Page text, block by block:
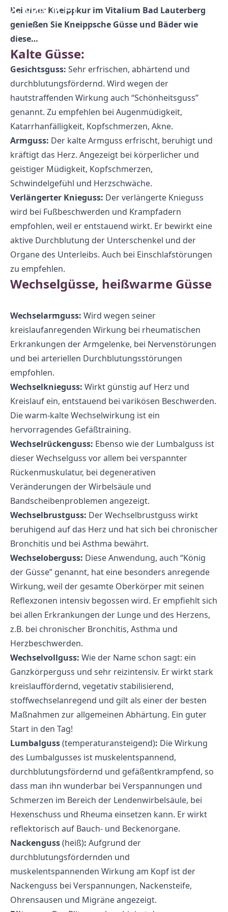
& WICKEL
Bei einer Kneippkur im Vitalium Bad Lauterberg
genießen Sie Kneippsche Güsse und Bäder wie
diese…
Kalte Güsse:
Gesichtsguss: Sehr erfrischen, abhärtend und
durchblutungsfördernd. Wird wegen der
hautstraffenden Wirkung auch “Schönheitsguss”
genannt. Zu empfehlen bei Augenmüdigkeit,
Katarrhanfälligkeit, Kopfschmerzen, Akne.
Armguss: Der kalte Armguss erfrischt, beruhigt und
kräftigt das Herz. Angezeigt bei körperlicher und
geistiger Müdigkeit, Kopfschmerzen,
Schwindelgefühl und Herzschwäche.
Verlängerter Knieguss: Der verlängerte Knieguss
wird bei Fußbeschwerden und Krampfadern
empfohlen, weil er entstauend wirkt. Er bewirkt eine
aktive Durchblutung der Unterschenkel und der
Organe des Unterleibs. Auch bei Einschlafstörungen
zu empfehlen.
Wechselgüsse, heißwarme Güsse
Wechselarmguss: Wird wegen seiner
kreislaufanregenden Wirkung bei rheumatischen
Erkrankungen der Armgelenke, bei Nervenstörungen
und bei arteriellen Durchblutungsstörungen
empfohlen.
Wechselknieguss: Wirkt günstig auf Herz und
Kreislauf ein, entstauend bei varikösen Beschwerden.
Die warm-kalte Wechselwirkung ist ein
hervorragendes Gefäßtraining.
Wechselrückenguss: Ebenso wie der Lumbalguss ist
dieser Wechselguss vor allem bei verspannter
Rückenmuskulatur, bei degenerativen
Veränderungen der Wirbelsäule und
Bandscheibenproblemen angezeigt.
Wechselbrustguss: Der Wechselbrustguss wirkt
beruhigend auf das Herz und hat sich bei chronischer
Bronchitis und bei Asthma bewährt.
Wechseloberguss: Diese Anwendung, auch “König
der Güsse” genannt, hat eine besonders anregende
Wirkung, weil der gesamte Oberkörper mit seinen
Reflexzonen intensiv begossen wird. Er empfiehlt sich
bei allen Erkrankungen der Lunge und des Herzens,
z.B. bei chronischer Bronchitis, Asthma und
Herzbeschwerden.
Wechselvollguss: Wie der Name schon sagt: ein
Ganzkörperguss und sehr reizintensiv. Er wirkt stark
kreislauffördernd, vegetativ stabilisierend,
stoffwechselanregend und gilt als einer der besten
Maßnahmen zur allgemeinen Abhärtung. Ein guter
Start in den Tag!
Lumbalguss(temperaturansteigend): Die Wirkung
des Lumbalgusses ist muskelentspannend,
durchblutungsfördernd und gefäßentkrampfend, so
dass man ihn wunderbar bei Verspannungen und
Schmerzen im Bereich der Lendenwirbelsäule, bei
Hexenschuss und Rheuma einsetzen kann. Er wirkt
reflektorisch auf Bauch- und Beckenorgane.
Nackenguss(heiß): Aufgrund der
durchblutungsfördernden und
muskelentspannenden Wirkung am Kopf ist der
Nackenguss bei Verspannungen, Nackensteife,
Ohrensausen und Migräne angezeigt.